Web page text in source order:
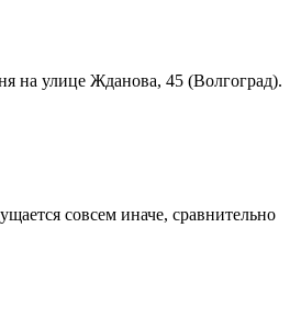
на улице Жданова, 45 (Волгоград).
совсем иначе, сравнительно